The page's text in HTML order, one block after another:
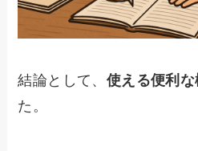
結論として、 使える便利
た。